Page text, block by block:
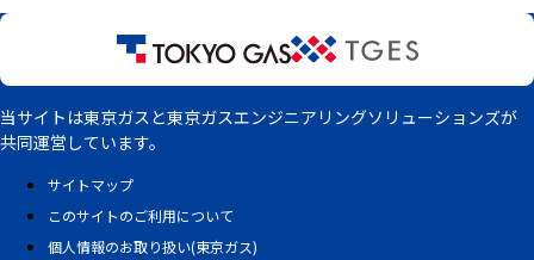
サイトマップ
このサイトのご利用について
個人情報のお取り扱い(東京ガス)
当サイトは東京ガスと東京ガスエンジニアリングソリューションズが
共同運営しています。